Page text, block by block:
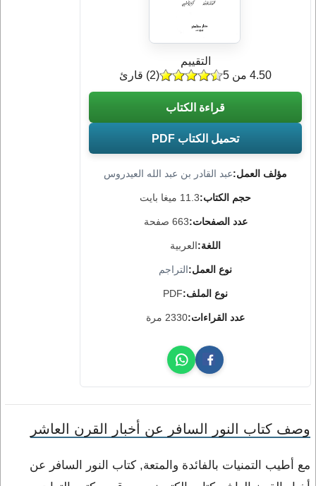
مؤلف العمل:عبد القادر بن عبد الله العيدروس
حجم الكتاب:11.3 ميغا بايت
عدد الصفحات:663 صفحة
اللغة:العربية
نوع العمل:التراجم
نوع الملف:PDF
عدد القراءات:2330 مرة
التقييم
(
2) قارئ 4.50 من 5
قراءة الكتاب
تحميل الكتاب PDF
وصف كتاب النور السافر عن أخبار القرن العاشر
مع أطيب التمنيات بالفائدة والمتعة, كتاب النور السافر عن